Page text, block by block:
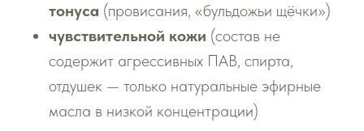
тонуса (провисания, «бульдожьи щёчки»)
чувствительной кожи (состав не
содержит агрессивных ПАВ, спирта,
отдушек — только натуральные эфирные
масла в низкой концентрации)